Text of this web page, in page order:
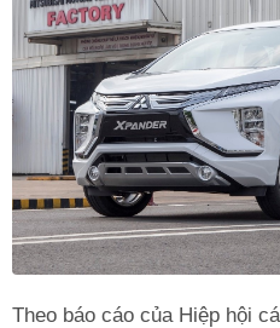
Theo báo cáo của Hiệp hội